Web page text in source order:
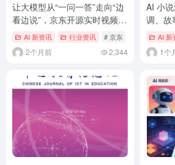
让大模型从“一问一答”走向“边
看边说”，京东开源实时视频视
觉语言交互模型 JoyAI-VL-
Interaction
AI 新资讯 行业资讯 # 京东 # 大模型 #
2个月前 2,344
AI 小
调、故
念 AI 新
1个